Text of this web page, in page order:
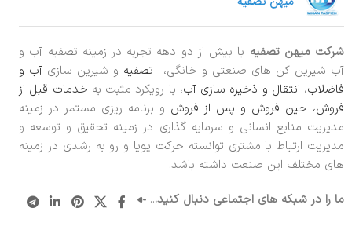
شرکت میهن تصفیه با بیش از دو دهه تجربه در زمینه تصفیه آب و
آب شیرین کن های صنعتی و خانگی،
تصفیه و شیرین سازی آب و
فاضلاب، انتقال و ذخیره سازی آب، با رویکرد مثبت به خدمات قبل از
فروش، حین فروش و پس از فروش و برنامه ریزی مستمر در زمینه
مدیریت منابع انسانی و سرمایه گذاری در زمینه تحقیق و توسعه و
مدیریت ارتباط با مشتری توانسته حرکت پویا و رو به رشدی در زمینه
های مختلف این صنعت داشته باشد.
ما را در شبکه های اجتماعی دنبال کنید...